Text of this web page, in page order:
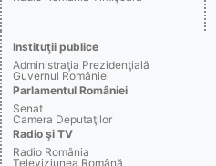
Instituţii publice
Administraţia Prezidenţială
Guvernul României
Parlamentul României
Senat
Camera Deputaţilor
Radio şi TV
Radio România
Televiziunea Română